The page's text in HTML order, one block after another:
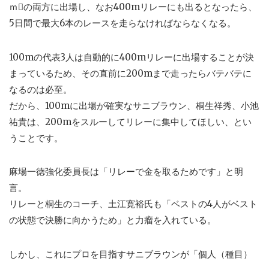
ｍの両方に出場し、なお400mリレーにも出るとなったら、
5日間で最大6本のレースを走らなければならなくなる。
100mの代表3人は自動的に400mリレーに出場することが決
まっているため、その直前に200mまで走ったらバテバテに
なるのは必至。
だから、100mに出場が確実なサニブラウン、桐生祥秀、小池
祐貴は、200mをスルーしてリレーに集中してほしい、とい
うことです。
麻場一徳強化委員長は「リレーで金を取るためです」と明
言。
リレーと桐生のコーチ、土江寛裕氏も「ベストの4人がベスト
の状態で決勝に向かうため」と力瘤を入れている。
しかし、これにプロを目指すサニブラウンが「個人（種目）